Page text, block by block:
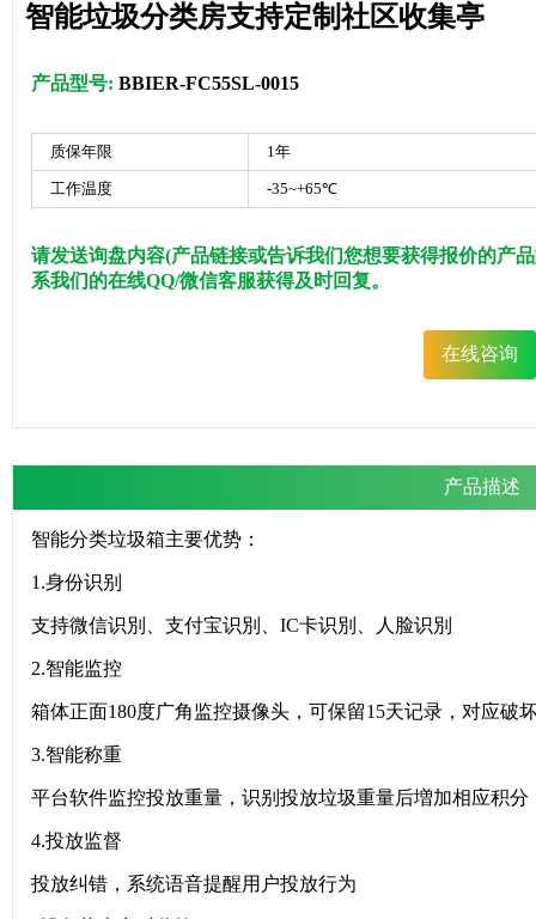
智能垃圾分类房支持定制社区收集亭
产品型号: BBIER-FC55SL-0015
质保年限 1年
工作温度 -35~+65℃
请发送询盘内容(产品链接或告诉我们您想要获得报价的产
系我们的在线QQ/微信客服获得及时回复。
在线咨询
产品描述
智能分类垃圾箱主要优势：
1.身份识别
支持微信识別、支付宝识別、IC卡识別、人脸识別
2.智能监控
箱体正面180度广角监控摄像头，可保留15天记录，对应破
3.智能称重
平台软件监控投放重量，识别投放垃圾重量后増加相应积分
4.投放监督
投放纠错，系统语音提醒用户投放行为